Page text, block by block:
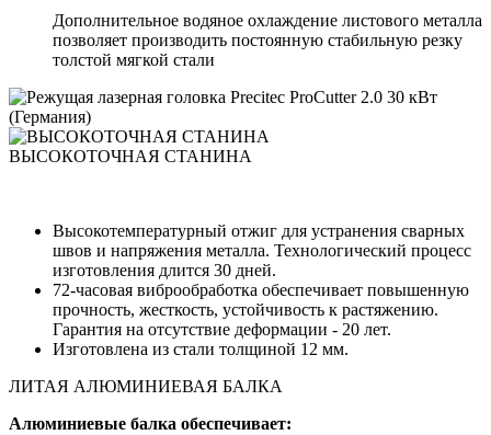
Дополнительное водяное охлаждение листового металла
позволяет производить постоянную стабильную резку
толстой мягкой стали
ВЫСОКОТОЧНАЯ СТАНИНА
Высокотемпературный отжиг для устранения сварных
швов и напряжения металла. Технологический процесс
изготовления длится 30 дней.
72-часовая виброобработка обеспечивает повышенную
прочность, жесткость, устойчивость к растяжению.
Гарантия на отсутствие деформации - 20 лет.
Изготовлена из стали толщиной 12 мм.
ЛИТАЯ АЛЮМИНИЕВАЯ БАЛКА
Алюминиевые балка обеспечивает: